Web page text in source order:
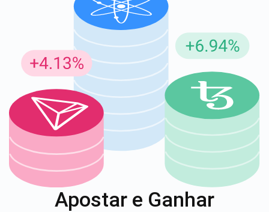
Apostar e Ganhar
1000.000
support@atomicwallet.io
Confira nosso YouTube
Inscreva-se para atualizações
Seja o primeiro a receber as últimas atualizações do
projeto e guias de criptografia